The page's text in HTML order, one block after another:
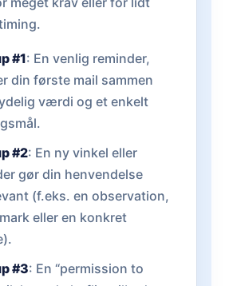
#1: En venlig reminder,
din første mail sammen
værdi og et enkelt
#2: En ny vinkel eller
gør din henvendelse
(f.eks. en observation,
eller en konkret
#3: En “permission to